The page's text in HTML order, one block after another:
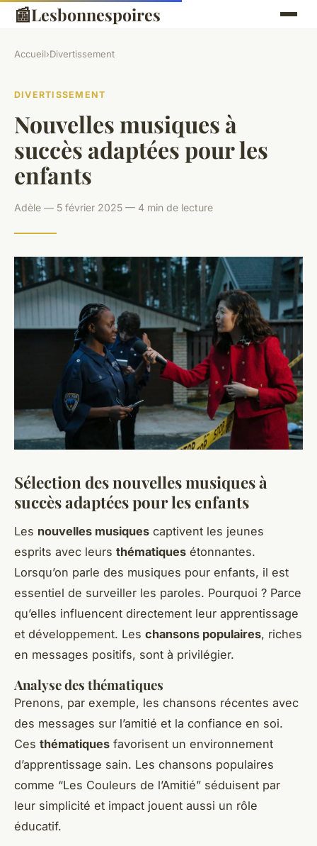
📰Lesbonnespoires
Accueil›Divertissement
DIVERTISSEMENT
Nouvelles musiques à
succès adaptées pour les
enfants
Adèle — 5 février 2025 — 4 min de lecture
Sélection des nouvelles musiques à
succès adaptées pour les enfants
Les nouvelles musiques captivent les jeunes
esprits avec leurs thématiques étonnantes.
Lorsqu’on parle des musiques pour enfants, il est
essentiel de surveiller les paroles. Pourquoi ? Parce
qu’elles influencent directement leur apprentissage
et développement. Les chansons populaires, riches
en messages positifs, sont à privilégier.
Analyse des thématiques
Prenons, par exemple, les chansons récentes avec
des messages sur l’amitié et la confiance en soi.
Ces thématiques favorisent un environnement
d’apprentissage sain. Les chansons populaires
comme “Les Couleurs de l’Amitié” séduisent par
leur simplicité et impact jouent aussi un rôle
éducatif.